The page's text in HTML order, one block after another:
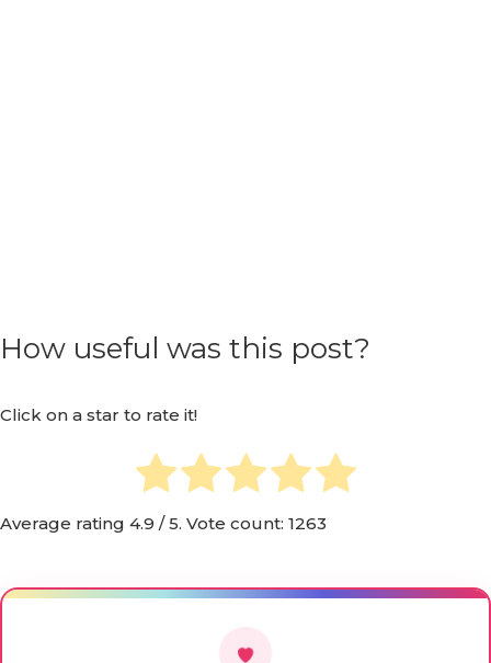
How useful was this post?
Click on a star to rate it!
Average rating 4.9 / 5. Vote count: 1263